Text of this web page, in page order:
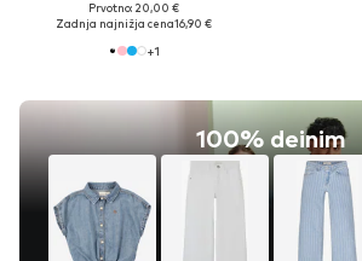
Prvotno: 20,00 €
Zadnja najnižja cena16,90 €
+1
100% deinim